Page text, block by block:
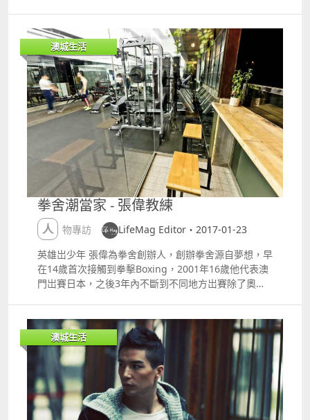
完畢，竟有位婆婆握著她手哭著，良久說了一句天地良
心。穆很感激澳基會給予她這《鏡》表演，因慶祝回歸
15週年的重大項目；穆也感謝每位參予《鏡》的人士，
各人盡心盡力達最完美地步。藝術無疆界《鏡海魂》在
本澳、內地和海外都得到認同並且擁有更廣泛的觀眾基
礎。 《鏡海魂》劇照 當《鏡海魂》遇上音樂 今年《鏡
海魂》將在5月3日的澳門藝術節與音樂一起表現在觀衆
眼前，有著完全新穎，筆者在此祝願《鏡海魂》再度掀
起新的漣漪。
是根據劇本尋找適合的流行曲配合，另一種就是邀請專
業人士為劇本創作專屬歌曲，創作包括就是作曲與作
詞，這兩項工作真的一點也不容易啊 蘇蘇是寫作人，也
酷愛粵語音樂劇，當然也看了不少，一直以來，十分崇
拜一位老師的作詞功力，他的文筆字字珠璣，他對文字
的運用，對字詞的執著，蘇蘇深感敬佩！ 他是誰 他就
是香港著名作詞人岑偉宗老師是也。 岑老師主力創作音
樂劇及舞台劇，詞作亦散見於電影、電視及流行曲。曾
榮獲台灣電影金馬獎最佳電影原創歌曲獎、香港電影金
像獎最佳原創電影歌曲獎、香港CASH金帆音樂獎最佳
正統音樂獎、亦曾兩奪香港舞台劇獎最佳創作音樂獎。
他除了是音樂劇及舞台劇填詞界的代表人物，也是少數
同時涉足正統、流行、銀幕、舞台界別的專業填詞人，
無論是粵語抑或普通話歌詞都有相當的水準。 他曾替多
齣香港和澳門的著名音樂劇舞台劇譜上歌詞，包括lt;頂
頭搥gt;、lt;大殉情gt;、lt;杜老誌gt;、lt;一屋寶貝gt;、
lt;我要高八度gt;、lt;仲夏夜之夢gt;、lt;巴打修女騷一
Showgt;、lt;仙樂飄飄處處聞gt;等等，最近蘇蘇發現原
詞》、《半步詞mdash;mdash;由音樂劇到跨媒界的填
詞進路》兩書，後者深入淺出，儼如歌詞教材一樣，果
然是專業的。 早前蘇蘇應邀往香港大會堂欣賞演戲家族
的音樂劇lt;仲夏夜之夢gt;，入場前有幸碰上岑老師，得
知原來岑老師認識小妹時，真是驚喜萬分，更相約出來
跟他和師母碰碰面聊聊天，同行的還有香港舞台劇演員
導演黃嘉威，我們當然要好好的跟老師和岑師母學習一
澳城生活
拳舍潮當家 - 張偉教練
人物專訪
LifeMag Editor・2017-01-23
英雄岀少年 張偉為拳舍創辦人，創辦拳舍源自夢想，早
在14歲首次接觸到拳擊Boxing，2001年16歲他代表澳
門岀賽日本，之後3年內不斷到不同地方岀賽除了奧
拳舍；張偉這位拳舍創辦人2014年就做個全職當家、行
政人和教練也是他一人包辦。 張偉帶領青年人比賽並獲
獎 經營之路 張偉本身是熱愛生活、熱愛運動、拳舍裝
修是估你唔到；工業大廈除了拳擊運動設備，還有體適
能器材和女士們最愛Yoga課室；旺中帶靜還有小休息區
有盆栽hellip;.由於是私人經營，自負盈虧，經營遇上困
難不少；除了學生和資金不足；拳擊Boxing推廣也較困
澳城生活